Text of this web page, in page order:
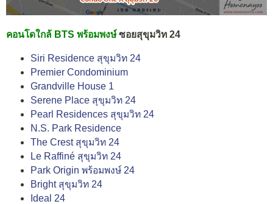
คอนโดใกล้ BTS พร้อมพงษ์ ซอยสุขุมวิท 24
Siri Residence สุขุมวิท 24
Premier Condominium
Grandville House 1
Serene Place สุขุมวิท 24
Pearl Residences สุขุมวิท 24
N.S. Park Residence
The Crest สุขุมวิท 24
Le Raffiné สุขุมวิท 24
Park Origin พร้อมพงษ์ 24
Bright สุขุมวิท 24
Ideal 24